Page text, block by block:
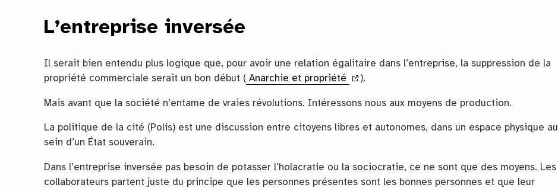
L’entreprise inversée
Il serait bien entendu plus logique que, pour avoir une relation égalitaire dans l’entreprise, la suppression de la
propriété commerciale serait un bon début ( Anarchie et propriété ).
Mais avant que la société n’entame de vraies révolutions. Intéressons nous aux moyens de production.
La politique de la cité (Polis) est une discussion entre citoyens libres et autonomes, dans un espace physique au
sein d’un État souverain.
Dans l’entreprise inversée pas besoin de potasser l’holacratie ou la sociocratie, ce ne sont que des moyens. Les
collaborateurs partent juste du principe que les personnes présentes sont les bonnes personnes et que leur